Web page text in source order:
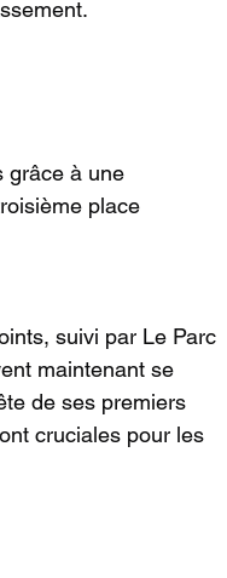
grâce à une
place
suivi par Le Parc
maintenant se
de ses premiers
cruciales pour les